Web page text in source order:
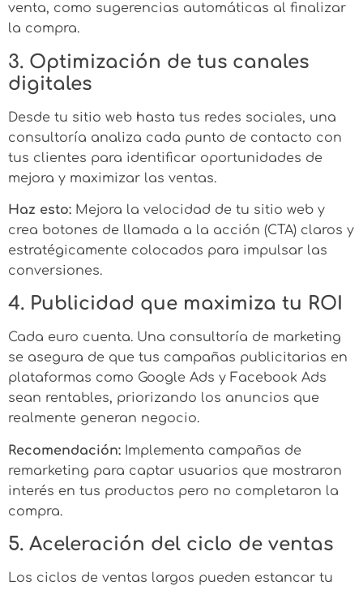
venta, como sugerencias automáticas al finalizar
la compra.
3. Optimización de tus canales
digitales
Desde tu sitio web hasta tus redes sociales, una
consultoría analiza cada punto de contacto con
tus clientes para identificar oportunidades de
mejora y maximizar las ventas.
Haz esto: Mejora la velocidad de tu sitio web y
crea botones de llamada a la acción (CTA) claros y
estratégicamente colocados para impulsar las
conversiones.
4. Publicidad que maximiza tu ROI
Cada euro cuenta. Una consultoría de marketing
se asegura de que tus campañas publicitarias en
plataformas como Google Ads y Facebook Ads
sean rentables, priorizando los anuncios que
realmente generan negocio.
Recomendación: Implementa campañas de
remarketing para captar usuarios que mostraron
interés en tus productos pero no completaron la
compra.
5. Aceleración del ciclo de ventas
Los ciclos de ventas largos pueden estancar tu